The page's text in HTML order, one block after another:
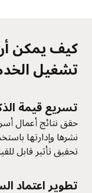
تشغيل
تسريع قيمة
حقق نتائج أعمال
نشرها وإدارتها
تحقيق تأثير قابل
تطوير اعتماد